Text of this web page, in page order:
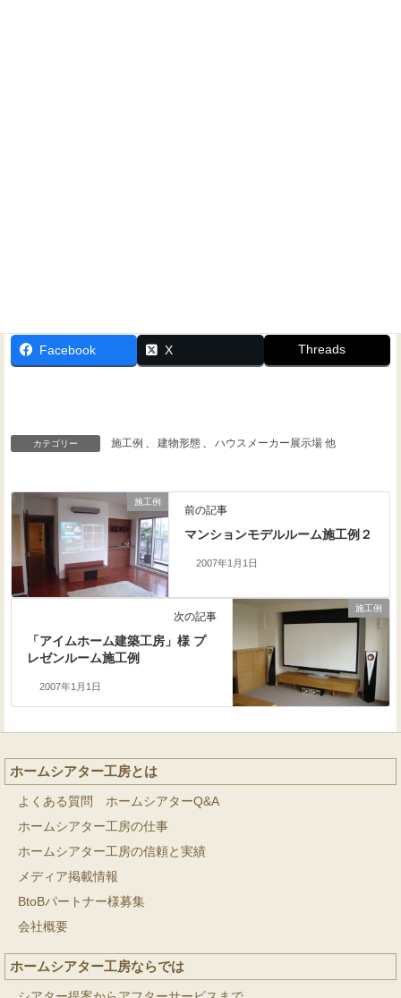
Facebook X Threads
カテゴリー 施工例 、 建物形態 、 ハウスメーカー展示場 他
施工例
前の記事
マンションモデルルーム施工例２
2007年1月1日
施工例
次の記事
「アイムホーム建築工房」様 プ
レゼンルーム施工例
2007年1月1日
ホームシアター工房とは
よくある質問 ホームシアターQ&A
ホームシアター工房の仕事
ホームシアター工房の信頼と実績
メディア掲載情報
BtoBパートナー様募集
会社概要
ホームシアター工房ならでは